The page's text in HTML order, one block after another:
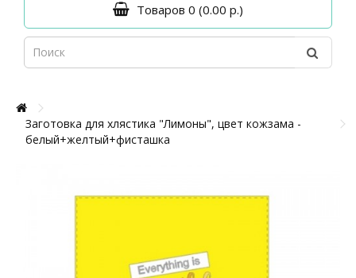
Товаров 0 (0.00 р.)
Заготовка для хлястика "Лимоны", цвет кожзама -
белый+желтый+фисташка